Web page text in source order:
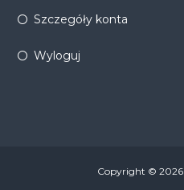
Szczegóły konta
Wyloguj
Copyright © 2026